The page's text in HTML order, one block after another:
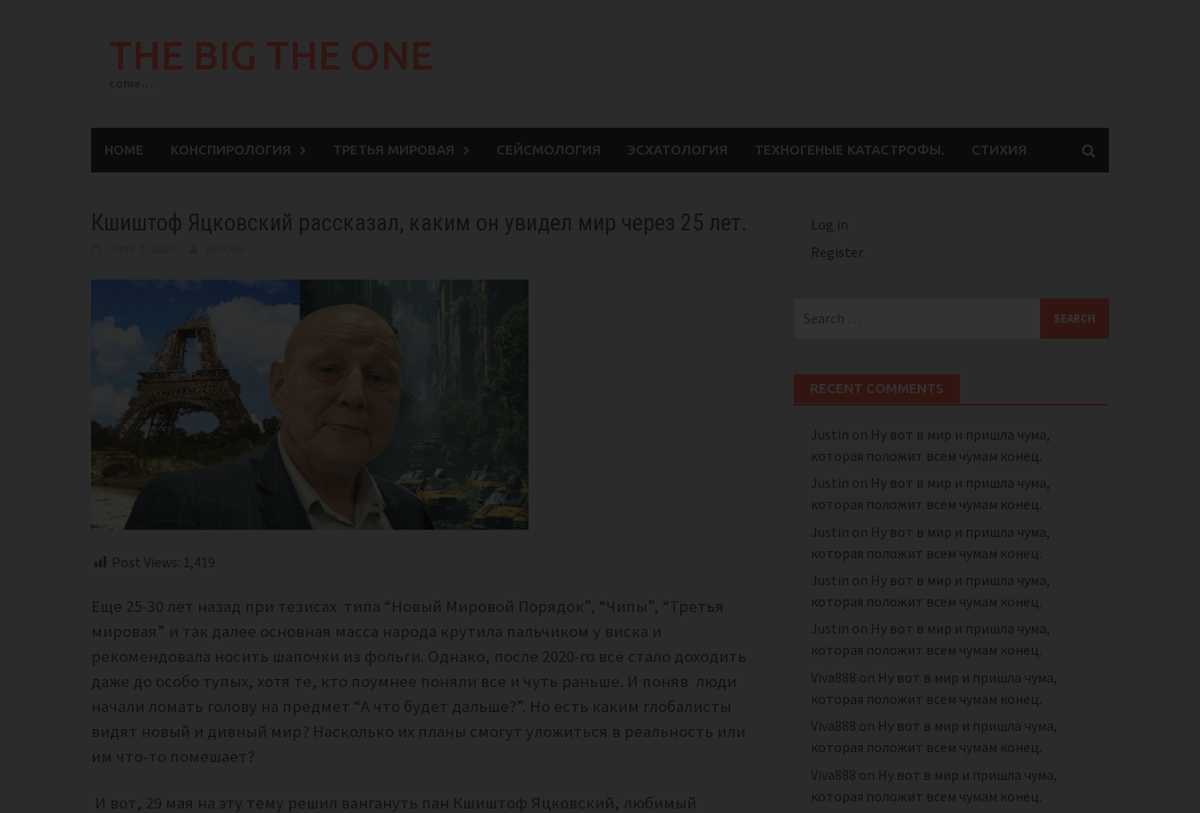
THE BIG THE ONE
HOME КОНСПИРОЛОГИЯ ТРЕТЬЯ МИРОВАЯ СЕЙСМОЛОГИЯ ЭСХАТОЛОГИЯ ТЕХНОГЕНЫЕ КАТАСТРОФЫ. СТИХИЯ
Кшиштоф Яцковский рассказал, каким он увидел мир через 25 лет.
Post Views: 1,419
Еще 25-30 лет назад при тезисах типа “Новый Мировой Порядок”, “Чипы”, “Третья
мировая” и так далее основная масса народа крутила пальчиком у виска и
рекомендовала носить шапочки из фольги. Однако, после 2020-го всё стало доходить
даже до особо тупых, хотя те, кто поумнее поняли все и чуть раньше. И поняв люди
начали ломать голову на предмет “А что будет дальше?”. Но есть каким глобалисты
видят новый и дивный мир? Насколько их планы смогут уложиться в реальность или
им что-то помешает?
И вот, 29 мая на эту тему решил вангануть пан Кшиштоф Яцковский, любимый
Log in
Register
for:
RECENT COMMENTS
Justin on Ну вот в мир и пришла чума,
которая положит всем чумам конец.
Justin on Ну вот в мир и пришла чума,
которая положит всем чумам конец.
Justin on Ну вот в мир и пришла чума,
которая положит всем чумам конец.
Justin on Ну вот в мир и пришла чума,
которая положит всем чумам конец.
Justin on Ну вот в мир и пришла чума,
которая положит всем чумам конец.
Viva888 on Ну вот в мир и пришла чума,
которая положит всем чумам конец.
Viva888 on Ну вот в мир и пришла чума,
которая положит всем чумам конец.
Viva888 on Ну вот в мир и пришла чума,
которая положит всем чумам конец.